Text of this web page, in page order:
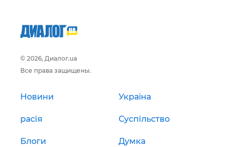
© 2026, Диалог.ua
Все права защищены.
Новини Україна
расія Суспільство
Блоги Думка